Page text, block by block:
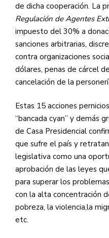
de dicha cooperación. La
Regulación de Agentes
impuesto del 30% a
sanciones arbitrarias,
contra organizaciones
dólares, penas de cárcel
cancelación de la
Estas 15 acciones
“bancada cyan” y demás
de Casa Presidencial
que sufre el país y
legislativa como una
aprobación de las leyes
para superar los
con la alta concentración
pobreza, la violencia,la
etc.